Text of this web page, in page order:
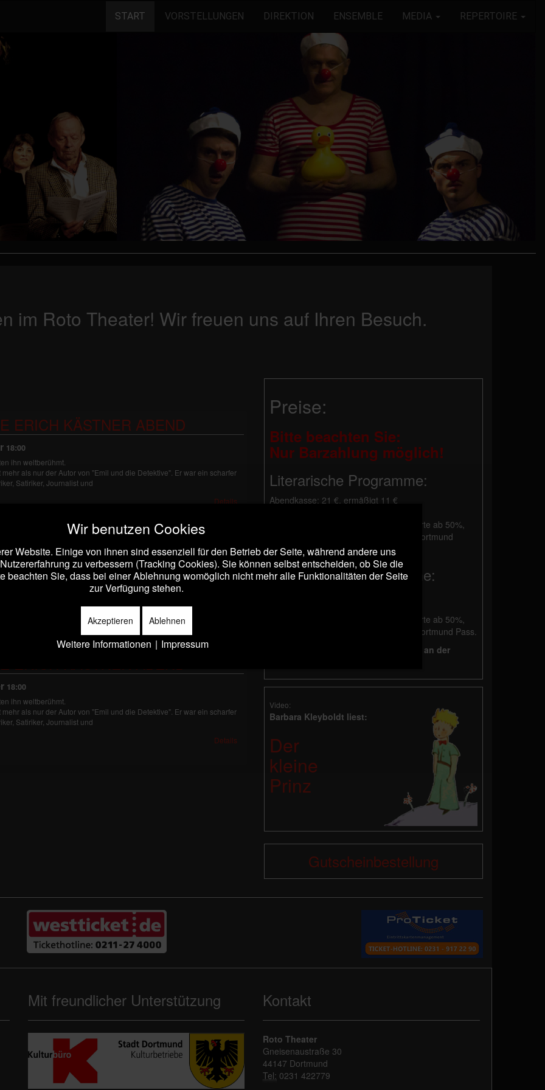
START VORSTELLUNGEN DIREKTION ENSEMBLE MEDIA REPERTOIRE
im Roto Theater! Wir freuen uns auf Ihren Besuch.
ERICH KÄSTNER ABEND
18:00
ihn weltberühmt.
als nur der Autor von "Emil und die Detektive". Er war ein scharfer
Satiriker, Journalist und
Details
ERICH KÄSTNER ABEND
ihn weltberühmt.
mehr als nur der Autor von "Emil und die Detektive". Er war ein scharfer
18:00
ihn weltberühmt.
als nur der Autor von "Emil und die Detektive". Er war ein scharfer
Satiriker, Journalist und
Details
Preise:
Bitte beachten Sie:
Nur Barzahlung möglich!
Literarische Programme:
Abendkasse: 21 €, ermäßigt 11 €
Die Ermäßigung gilt für Schwerbehinderte ab 50%,
Schüler, Studenten und Besucher mit Dortmund
Pass.
Musikalische Programme:
Die Ermäßigung gilt für Schwerbehinderte ab 50%,
Schüler, Studenten und Besucher mit Dortmund Pass.
Bei Vorverkauf erfolgt die Bezahlung an der
Video:
Barbara Kleyboldt liest:
Der
kleine
Prinz
Gutscheinbestellung
Mit freundlicher Unterstützung Kontakt
Roto Theater
Gneisenaustraße 30
44147 Dortmund
Tel: 0231 422779
Wir benutzen Cookies
Website. Einige von ihnen sind essenziell für den Betrieb der Seite, während andere uns
zu verbessern (Tracking Cookies). Sie können selbst entscheiden, ob Sie die
beachten Sie, dass bei einer Ablehnung womöglich nicht mehr alle Funktionalitäten der Seite
zur Verfügung stehen.
Akzeptieren Ablehnen
Weitere Informationen | Impressum